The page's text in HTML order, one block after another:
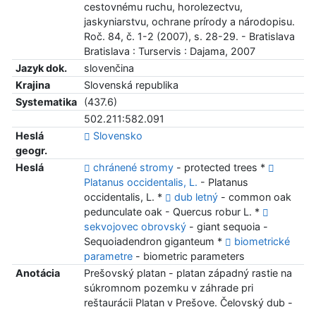
cestovnému ruchu, horolezectvu,
jaskyniarstvu, ochrane prírody a národopisu.
Roč. 84, č. 1-2 (2007), s. 28-29. - Bratislava
Bratislava : Turservis : Dajama, 2007
Jazyk dok.
slovenčina
Krajina
Slovenská republika
Systematika
(437.6)
502.211:582.091
Heslá
geogr.
Slovensko
Heslá chránené stromy- protected trees *
Platanus occidentalis, L. - Platanus
occidentalis, L. *
dub letný- common oak
pedunculate oak - Quercus robur L. *
sekvojovec obrovský- giant sequoia -
Sequoiadendron giganteum *
biometrické
parametre- biometric parameters
Anotácia
Prešovský platan - platan západný rastie na
súkromnom pozemku v záhrade pri
reštaurácii Platan v Prešove. Čelovský dub -